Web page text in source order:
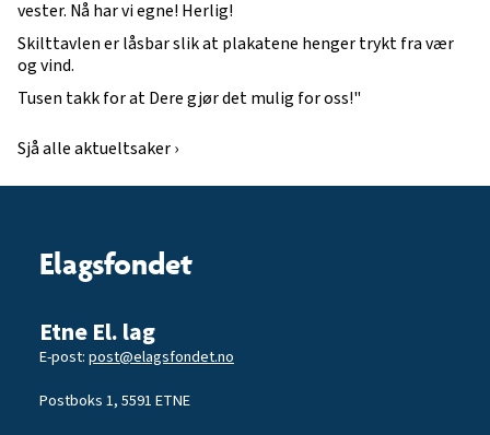
vester. Nå har vi egne! Herlig!
Skilttavlen er låsbar slik at plakatene henger trykt fra vær
og vind.
Tusen takk for at Dere gjør det mulig for oss!"
Sjå alle aktueltsaker ›
Elagsfondet
Etne El. lag
E-post:post@elagsfondet.no
Postboks 1, 5591 ETNE